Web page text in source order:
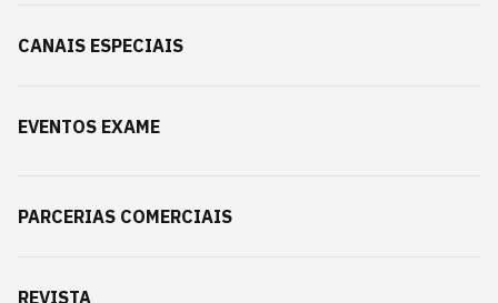
CANAIS ESPECIAIS
EVENTOS EXAME
PARCERIAS COMERCIAIS
REVISTA